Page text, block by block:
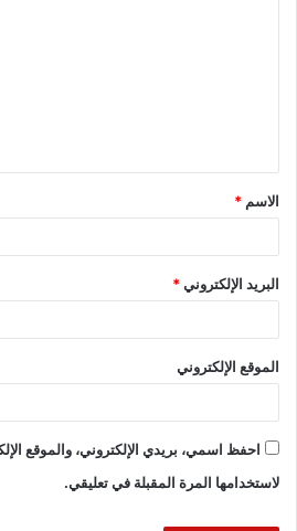
o
k
n
الاسم *
البريد الإلكتروني*
الموقع الإلكتروني
احفظ اسمي، بريدي الإلكتروني، والموقع
لاستخدامها المرة المقبلة في تعليقي.